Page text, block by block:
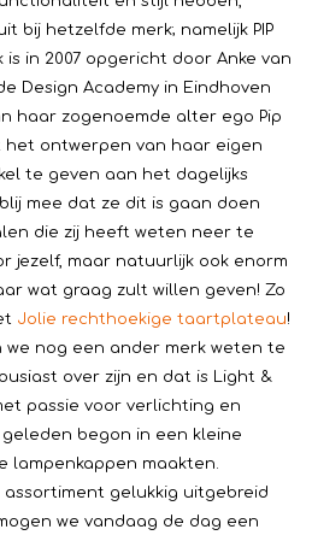
bij hetzelfde merk; namelijk PIP
is in 2007 opgericht door Anke van
Design Academy in Eindhoven
haar zogenoemde alter ego Pip
het ontwerpen van haar eigen
te geven aan het dagelijks
mee dat ze dit is gaan doen
die zij heeft weten neer te
jezelf, maar natuurlijk ook enorm
wat graag zult willen geven! Zo
Jolie rechthoekige taartplateau!
we nog een ander merk weten te
over zijn en dat is Light &
passie voor verlichting en
begon in een kleine
lampenkappen maakten.
gelukkig uitgebreid
we vandaag de dag een